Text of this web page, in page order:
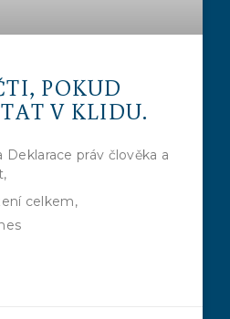
POKUD
V KLIDU.
Deklarace práv člověka a
celkem,